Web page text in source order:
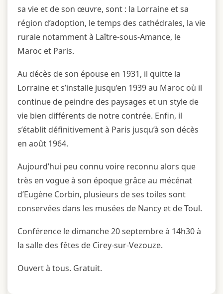
sa vie et de son œuvre, sont : la Lorraine et sa
région d’adoption, le temps des cathédrales, la vie
rurale notamment à Laître-sous-Amance, le
Maroc et Paris.
Au décès de son épouse en 1931, il quitte la
Lorraine et s’installe jusqu’en 1939 au Maroc où il
continue de peindre des paysages et un style de
vie bien différents de notre contrée. Enfin, il
s’établit définitivement à Paris jusqu’à son décès
en août 1964.
Aujourd’hui peu connu voire reconnu alors que
très en vogue à son époque grâce au mécénat
d’Eugène Corbin, plusieurs de ses toiles sont
conservées dans les musées de Nancy et de Toul.
Conférence le dimanche 20 septembre à 14h30 à
la salle des fêtes de Cirey-sur-Vezouze.
Ouvert à tous. Gratuit.